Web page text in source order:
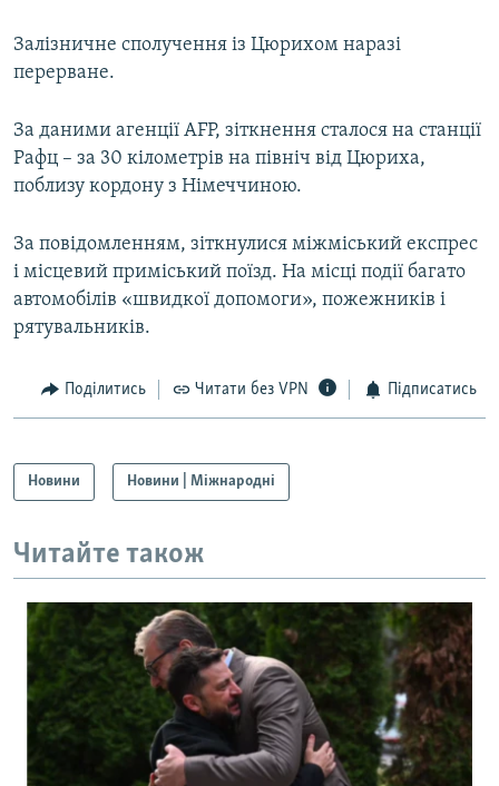
Усі сайти RFE/RL
Залізничне сполучення із Цюрихом наразі
перерване.
За даними агенції AFP, зіткнення сталося на станції
Рафц – за 30 кілометрів на північ від Цюриха,
поблизу кордону з Німеччиною.
За повідомленням, зіткнулися міжміський експрес
і місцевий приміський поїзд. На місці події багато
автомобілів «швидкої допомоги», пожежників і
рятувальників.
Поділитись Читати без VPN Підписатись
Новини Новини | Міжнародні
Читайте також